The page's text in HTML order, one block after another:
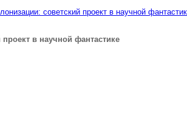
советский проект в научной
в научной фантастике